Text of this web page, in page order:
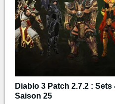
Diablo 3 Patch 2.7.2 :
Saison 25